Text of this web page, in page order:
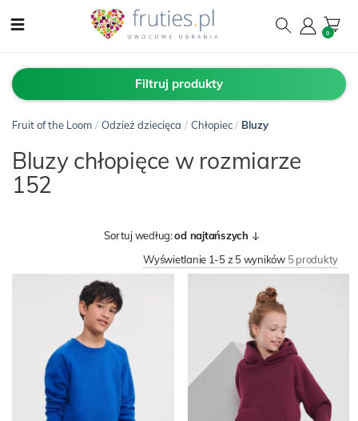
0
Filtruj produkty
Fruit of the Loom / Odzież dziecięca / Chłopiec / Bluzy
Bluzy chłopięce w rozmiarze
152
Sortuj według:od najtańszych
Wyświetlanie 1-5 z 5 wyników 5 produkty